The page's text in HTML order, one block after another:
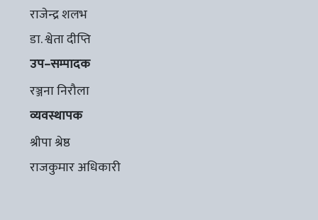
राजेन्द्र शलभ
डा. श्वेता दीप्ति
उप–सम्पादक
रञ्जना निरौला
व्यवस्थापक
श्रीपा श्रेष्ठ
राजकुमार अधिकारी